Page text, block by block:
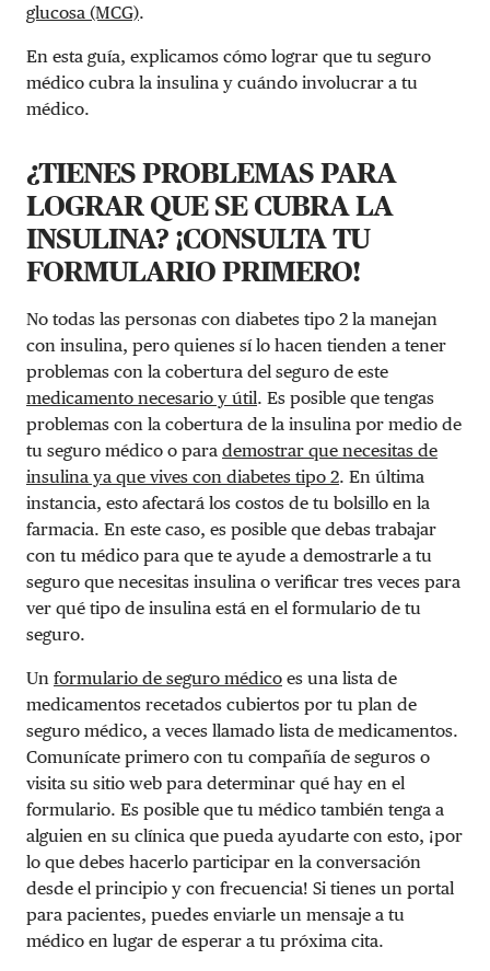
glucosa (MCG).
En esta guía, explicamos cómo lograr que tu seguro
médico cubra la insulina y cuándo involucrar a tu
médico.
¿TIENES PROBLEMAS PARA
LOGRAR QUE SE CUBRA LA
INSULINA? ¡CONSULTA TU
FORMULARIO PRIMERO!
No todas las personas con diabetes tipo 2 la manejan
con insulina, pero quienes sí lo hacen tienden a tener
problemas con la cobertura del seguro de este
medicamento necesario y útil. Es posible que tengas
problemas con la cobertura de la insulina por medio de
tu seguro médico o para demostrar que necesitas de
insulina ya que vives con diabetes tipo 2. En última
instancia, esto afectará los costos de tu bolsillo en la
farmacia. En este caso, es posible que debas trabajar
con tu médico para que te ayude a demostrarle a tu
seguro que necesitas insulina o verificar tres veces para
ver qué tipo de insulina está en el formulario de tu
seguro.
Un formulario de seguro médico es una lista de
medicamentos recetados cubiertos por tu plan de
seguro médico, a veces llamado lista de medicamentos.
Comunícate primero con tu compañía de seguros o
visita su sitio web para determinar qué hay en el
formulario. Es posible que tu médico también tenga a
alguien en su clínica que pueda ayudarte con esto, ¡por
lo que debes hacerlo participar en la conversación
desde el principio y con frecuencia! Si tienes un portal
para pacientes, puedes enviarle un mensaje a tu
médico en lugar de esperar a tu próxima cita.